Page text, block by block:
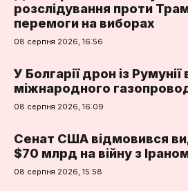
розслідування проти
перемоги на виборах
08 серпня 2026, 16:56
У Болгарії дрон із Румунії
міжнародного
08 серпня 2026, 16:09
Сенат США відмовився
$70 млрд на війну з
08 серпня 2026, 15:58